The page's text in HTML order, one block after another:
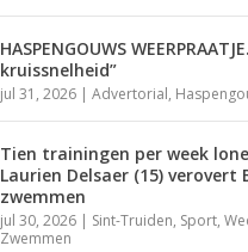
HASPENGOUWS
kruissnelheid”
jul 31, 2026 |Advertorial,
Tien trainingen per week
Laurien Delsaer (15) verovert
zwemmen
jul 30, 2026 | Sint-Truiden, Sport,
Zwemmen